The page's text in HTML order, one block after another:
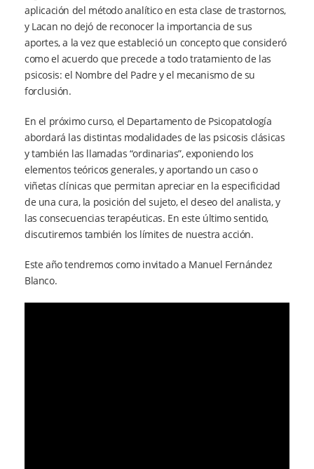
aplicación del método analítico en esta clase de trastornos,
y Lacan no dejó de reconocer la importancia de sus
aportes, a la vez que estableció un concepto que consideró
como el acuerdo que precede a todo tratamiento de las
psicosis: el Nombre del Padre y el mecanismo de su
forclusión.
En el próximo curso, el Departamento de Psicopatología
abordará las distintas modalidades de las psicosis clásicas
y también las llamadas “ordinarias”, exponiendo los
elementos teóricos generales, y aportando un caso o
viñetas clínicas que permitan apreciar en la especificidad
de una cura, la posición del sujeto, el deseo del analista, y
las consecuencias terapéuticas. En este último sentido,
discutiremos también los límites de nuestra acción.
Este año tendremos como invitado a Manuel Fernández
Blanco.